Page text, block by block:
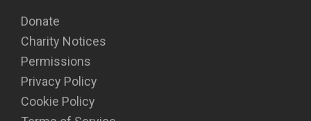
Donate
Charity Notices
Permissions
Privacy Policy
Cookie Policy